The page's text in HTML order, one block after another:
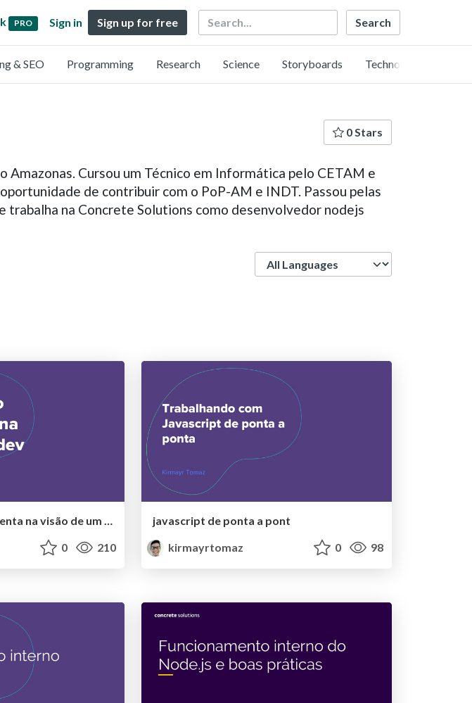
PRO Sign in Sign up for free Search
& SEO Programming Research Science Storyboards Technology
0 Stars
Cursou um Técnico em Informática pelo CETAM e
de contribuir com o PoP-AM e INDT. Passou pelas
na Concrete Solutions como desenvolvedor nodejs
Comunicação não violenta na visão de um dev
0 210
javascript de ponta a pont
kirmayrtomaz
0 98